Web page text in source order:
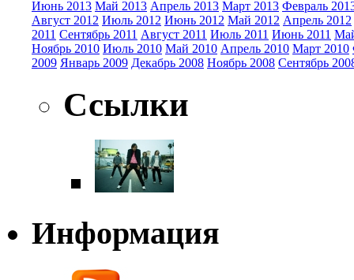
Июнь 2013 Май 2013 Апрель 2013 Март 2013 Февраль
Август 2012 Июль 2012 Июнь 2012 Май 2012 Апрель 2012
2011 Сентябрь 2011 Август 2011 Июль 2011 Июнь 2011
Ноябрь 2010 Июль 2010 Май 2010 Апрель 2010 Март 2010
2009 Январь 2009 Декабрь 2008 Ноябрь 2008 Сентябрь
Ссылки
Информация